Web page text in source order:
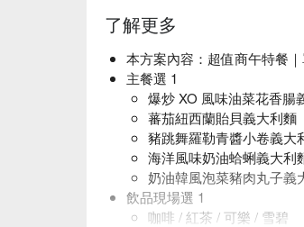
了解更多
本方案內容：超值商午特餐
主餐選 1
爆炒 XO 風味油菜花香腸
蕃茄紐西蘭貽貝義大利麵
豬跳舞羅勒青醬小卷義大
海洋風味奶油蛤蜊義大利
奶油韓風泡菜豬肉丸子義
飲品現場選 1
咖啡 / 紅茶 / 可樂 / 雪碧